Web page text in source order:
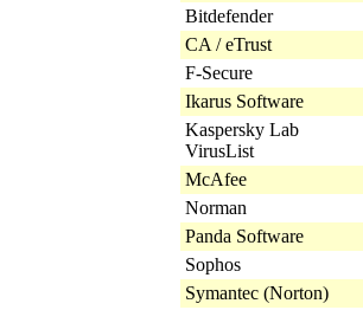
Bitdefender
CA / eTrust
F-Secure
Ikarus Software
Kaspersky Lab
VirusList
McAfee
Norman
Panda Software
Sophos
Symantec (Norton)